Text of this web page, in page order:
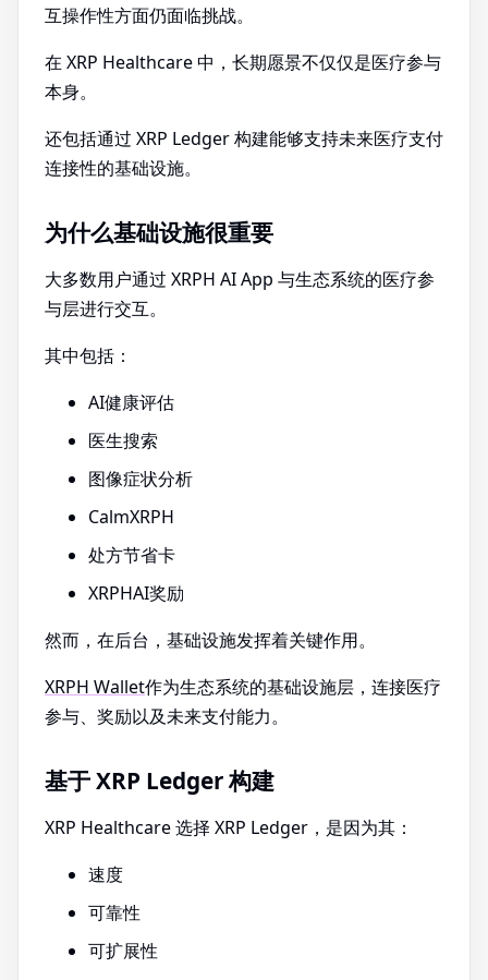
互操作性方面仍面临挑战。
在 XRP Healthcare 中，长期愿景不仅仅是医疗参与
本身。
还包括通过 XRP Ledger 构建能够支持未来医疗支付
连接性的基础设施。
为什么基础设施很重要
大多数用户通过 XRPH AI App 与生态系统的医疗参
与层进行交互。
其中包括：
AI健康评估
医生搜索
图像症状分析
CalmXRPH
处方节省卡
XRPHAI奖励
然而，在后台，基础设施发挥着关键作用。
XRPH Wallet作为生态系统的基础设施层，连接医疗
参与、奖励以及未来支付能力。
基于 XRP Ledger 构建
XRP Healthcare 选择 XRP Ledger，是因为其：
速度
可靠性
可扩展性